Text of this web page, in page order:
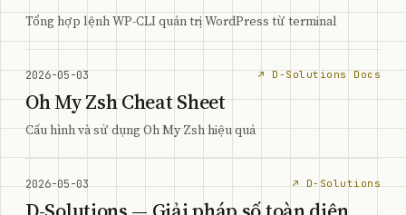
Tổng hợp lệnh WP-CLI quản trị WordPress từ terminal
2026-05-03 ↗ D-Solutions Docs
Oh My Zsh Cheat Sheet
Cấu hình và sử dụng Oh My Zsh hiệu quả
2026-05-03 ↗ D-Solutions